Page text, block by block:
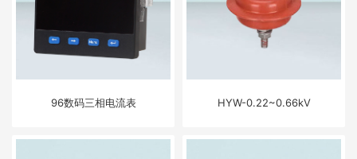
96数码三相电流表 HYW-0.22~0.66kV